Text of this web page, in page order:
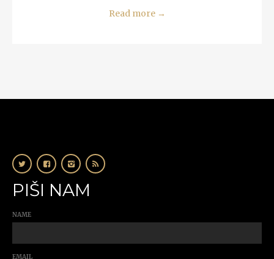
Read more →
PIŠI NAM
NAME
EMAIL